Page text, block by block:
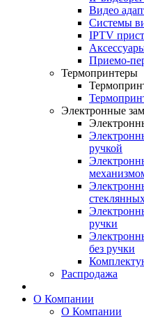
Видео
Системы
IPTV
Приемо-
Термопринтеры
Электронные
ручкой
ручки
без ручки
Распродажа
О Компании
О Компании